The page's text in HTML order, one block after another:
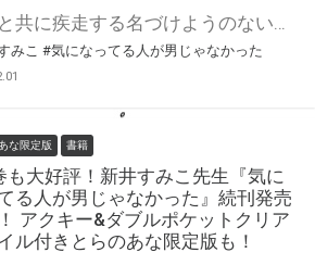
音楽と共に疾走する名づけようのない関係。受賞続々の話題作、待望の第2巻！ 新井すみこ先生新刊『気になってる人が男じゃなかった』第2巻が2月27日発売！ とらのあなでは発売を記念して、新井すみこ先生のサイン本抽選販売が決定致しました！ この貴重な機会、皆様ぜひ奮ってご応募くださいませ☆
みこ #気になってる人が男じゃなかった
な限定版 書籍
も大好評！新井すみこ先生『気に
る人が男じゃなかった』続刊発売
アクキー&ダブルポケットクリア
ル付きとらのあな限定版も！